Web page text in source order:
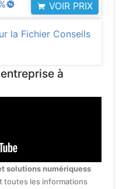
VOIR PRIX
la Fichier Conseils
à
solutions numériquess
toutes les informations